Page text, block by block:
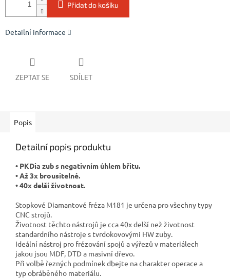
Přidat do košíku
Detailní informace
ZEPTAT SE SDÍLET
Popis
Detailní popis produktu
• PKDia zub s negativním úhlem břitu.
• Až 3x brousitelné.
• 40x delší životnost.
Stopkové Diamantové fréza M181 je určena pro všechny typy
CNC strojů.
Životnost těchto nástrojů je cca 40x delší než životnost
standardního nástroje s tvrdokovovými HW zuby.
Ideální nástroj pro frézování spojů a výřezů v materiálech
jakou jsou MDF, DTD a masivní dřevo.
Při volbě řezných podmínek dbejte na charakter operace a
typ obráběného materiálu.